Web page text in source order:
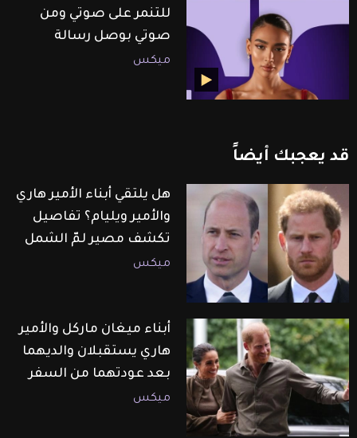
للتنمر على صوتي ومن
صوتي بوصل رسالة
ميكس
قد يعجبك أيضاً
هل يلتقي أبناء الأمير هاري
والأمير ويليام؟ تفاصيل
تكشف مصير لمّ الشمل
ميكس
أبناء ميغان ماركل والأمير
هاري يستقبلان والديهما
بعد عودتهما من السفر
ميكس